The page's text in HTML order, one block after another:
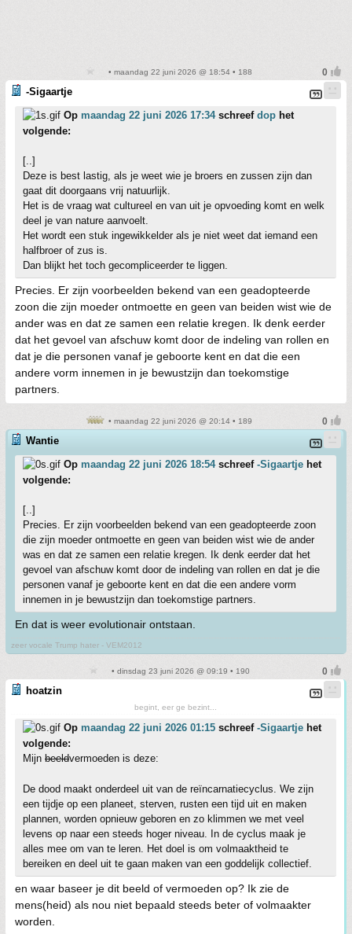
• maandag 22 juni 2026 @ 18:54 • 188
-Sigaartje
Op maandag 22 juni 2026 17:34schreef dop het
volgende:
[..]
Deze is best lastig, als je weet wie je broers en zussen zijn dan
gaat dit doorgaans vrij natuurlijk.
Het is de vraag wat cultureel en van uit je opvoeding komt en welk
deel je van nature aanvoelt.
Het wordt een stuk ingewikkelder als je niet weet dat iemand een
halfbroer of zus is.
Dan blijkt het toch gecompliceerder te liggen.
Precies. Er zijn voorbeelden bekend van een geadopteerde
zoon die zijn moeder ontmoette en geen van beiden wist wie de
ander was en dat ze samen een relatie kregen. Ik denk eerder
dat het gevoel van afschuw komt door de indeling van rollen en
dat je die personen vanaf je geboorte kent en dat die een
andere vorm innemen in je bewustzijn dan toekomstige
partners.
• maandag 22 juni 2026 @ 20:14 • 189
Wantie
Op maandag 22 juni 2026 18:54schreef -Sigaartje het
volgende:
[..]
Precies. Er zijn voorbeelden bekend van een geadopteerde zoon
die zijn moeder ontmoette en geen van beiden wist wie de ander
was en dat ze samen een relatie kregen. Ik denk eerder dat het
gevoel van afschuw komt door de indeling van rollen en dat je die
personen vanaf je geboorte kent en dat die een andere vorm
innemen in je bewustzijn dan toekomstige partners.
En dat is weer evolutionair ontstaan.
zeer vocale Trump hater - VEM2012
• dinsdag 23 juni 2026 @ 09:19 • 190
hoatzin
begint, eer ge bezint...
Op maandag 22 juni 2026 01:15 schreef -Sigaartje het
volgende:
Mijn beeldvermoeden is deze:
De dood maakt onderdeel uit van de reïncarnatiecyclus. We zijn
een tijdje op een planeet, sterven, rusten een tijd uit en maken
plannen, worden opnieuw geboren en zo klimmen we met veel
levens op naar een steeds hoger niveau. In de cyclus maak je
alles mee om van te leren. Het doel is om volmaaktheid te
bereiken en deel uit te gaan maken van een goddelijk collectief.
en waar baseer je dit beeld of vermoeden op? Ik zie de
mens(heid) als nou niet bepaald steeds beter of volmaakter
worden.